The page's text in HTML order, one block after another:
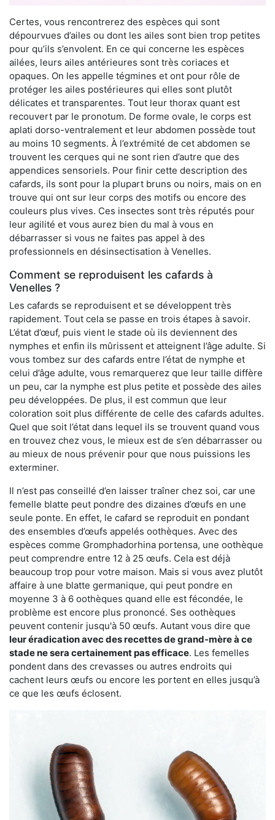
Certes, vous rencontrerez des espèces qui sont
dépourvues d’ailes ou dont les ailes sont bien trop petites
pour qu’ils s’envolent. En ce qui concerne les espèces
ailées, leurs ailes antérieures sont très coriaces et
opaques. On les appelle tégmines et ont pour rôle de
protéger les ailes postérieures qui elles sont plutôt
délicates et transparentes. Tout leur thorax quant est
recouvert par le pronotum. De forme ovale, le corps est
aplati dorso-ventralement et leur abdomen possède tout
au moins 10 segments. À l’extrémité de cet abdomen se
trouvent les cerques qui ne sont rien d’autre que des
appendices sensoriels. Pour finir cette description des
cafards, ils sont pour la plupart bruns ou noirs, mais on en
trouve qui ont sur leur corps des motifs ou encore des
couleurs plus vives. Ces insectes sont très réputés pour
leur agilité et vous aurez bien du mal à vous en
débarrasser si vous ne faites pas appel à des
professionnels en désinsectisation à Venelles.
Comment se reproduisent les cafards à
Venelles ?
Les cafards se reproduisent et se développent très
rapidement. Tout cela se passe en trois étapes à savoir.
L’état d’œuf, puis vient le stade où ils deviennent des
nymphes et enfin ils mûrissent et atteignent l’âge adulte. Si
vous tombez sur des cafards entre l’état de nymphe et
celui d’âge adulte, vous remarquerez que leur taille diffère
un peu, car la nymphe est plus petite et possède des ailes
peu développées. De plus, il est commun que leur
coloration soit plus différente de celle des cafards adultes.
Quel que soit l’état dans lequel ils se trouvent quand vous
en trouvez chez vous, le mieux est de s’en débarrasser ou
au mieux de nous prévenir pour que nous puissions les
exterminer.
Il n’est pas conseillé d’en laisser traîner chez soi, car une
femelle blatte peut pondre des dizaines d’œufs en une
seule ponte. En effet, le cafard se reproduit en pondant
des ensembles d’œufs appelés oothèques. Avec des
espèces comme Gromphadorhina portensa, une oothèque
peut comprendre entre 12 à 25 œufs. Cela est déjà
beaucoup trop pour votre maison. Mais si vous avez plutôt
affaire à une blatte germanique, qui peut pondre en
moyenne 3 à 6 oothèques quand elle est fécondée, le
problème est encore plus prononcé. Ses oothèques
peuvent contenir jusqu'à 50 œufs. Autant vous dire que
leur éradication avec des recettes de grand-mère à ce
stade ne sera certainement pas efficace. Les femelles
pondent dans des crevasses ou autres endroits qui
cachent leurs œufs ou encore les portent en elles jusqu’à
ce que les œufs éclosent.